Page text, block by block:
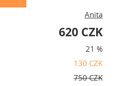
Anita
620 CZK
21 %
130 CZK
750 CZK